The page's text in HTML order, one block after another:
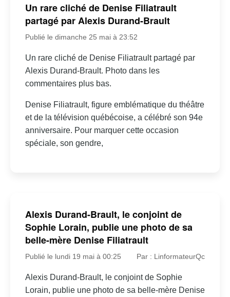
Un rare cliché de Denise Filiatrault
partagé par Alexis Durand-Brault
Publié le dimanche 25 mai à 23:52
Un rare cliché de Denise Filiatrault partagé par
Alexis Durand-Brault. Photo dans les
commentaires plus bas.
Denise Filiatrault, figure emblématique du théâtre
et de la télévision québécoise, a célébré son 94e
anniversaire. Pour marquer cette occasion
spéciale, son gendre,
Alexis Durand-Brault, le conjoint de
Sophie Lorain, publie une photo de sa
belle-mère Denise Filiatrault
Publié le lundi 19 mai à 00:25 Par : LinformateurQc
Alexis Durand-Brault, le conjoint de Sophie
Lorain, publie une photo de sa belle-mère Denise